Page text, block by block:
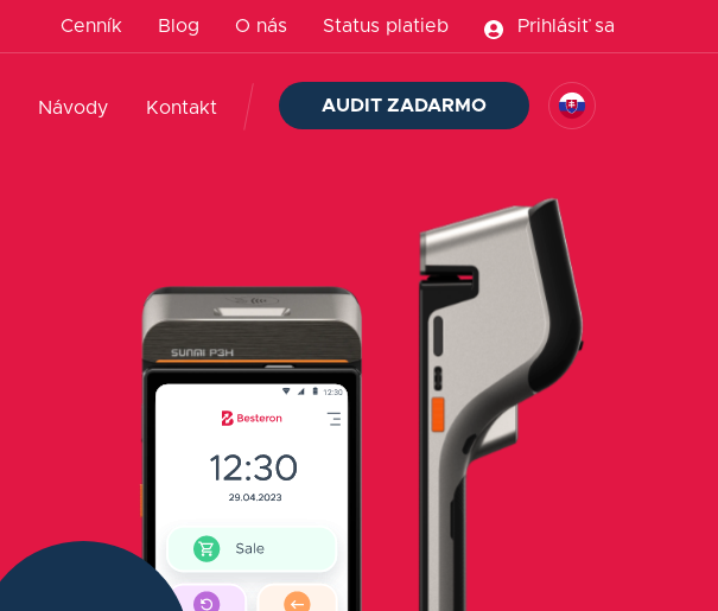
Prihlásiť sa
Status platieb
O nás
Blog
Cenník
AUDIT ZADARMO
Kontakt
Návody